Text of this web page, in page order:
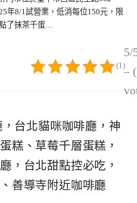
年8/1試營業，低消每位150元，限
了抹茶千蛋…
5/
–
(1)
，台北貓咪咖啡廳，神
糕、草莓千層蛋糕，
，台北甜點控必吃，
善導寺附近咖啡廳